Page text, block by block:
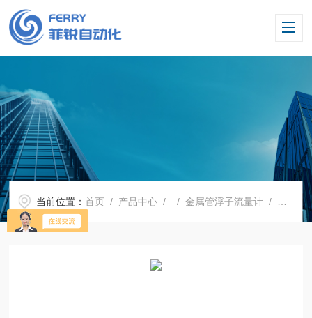
当前位置：首页 / 产品中心 / /金属管浮子流量计 / 金属转子流量计 法兰连接 保温夹套